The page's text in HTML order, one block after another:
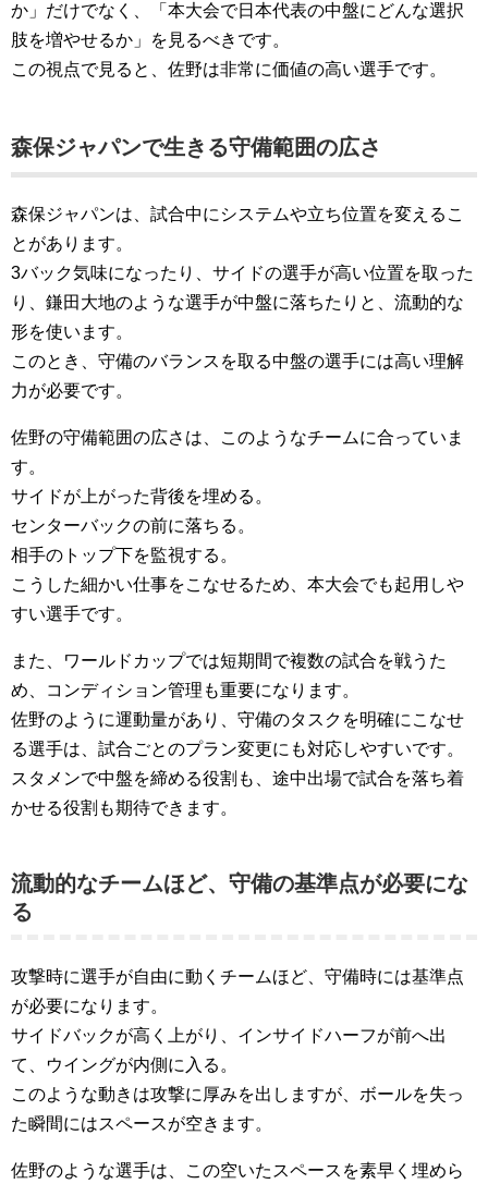
か」だけでなく、「本大会で日本代表の中盤にどんな選択
肢を増やせるか」を見るべきです。
この視点で見ると、佐野は非常に価値の高い選手です。
森保ジャパンで生きる守備範囲の広さ
森保ジャパンは、試合中にシステムや立ち位置を変えるこ
とがあります。
3バック気味になったり、サイドの選手が高い位置を取った
り、鎌田大地のような選手が中盤に落ちたりと、流動的な
形を使います。
このとき、守備のバランスを取る中盤の選手には高い理解
力が必要です。
佐野の守備範囲の広さは、このようなチームに合っていま
す。
サイドが上がった背後を埋める。
センターバックの前に落ちる。
相手のトップ下を監視する。
こうした細かい仕事をこなせるため、本大会でも起用しや
すい選手です。
また、ワールドカップでは短期間で複数の試合を戦うた
め、コンディション管理も重要になります。
佐野のように運動量があり、守備のタスクを明確にこなせ
る選手は、試合ごとのプラン変更にも対応しやすいです。
スタメンで中盤を締める役割も、途中出場で試合を落ち着
かせる役割も期待できます。
流動的なチームほど、守備の基準点が必要にな
る
攻撃時に選手が自由に動くチームほど、守備時には基準点
が必要になります。
サイドバックが高く上がり、インサイドハーフが前へ出
て、ウイングが内側に入る。
このような動きは攻撃に厚みを出しますが、ボールを失っ
た瞬間にはスペースが空きます。
佐野のような選手は、この空いたスペースを素早く埋めら